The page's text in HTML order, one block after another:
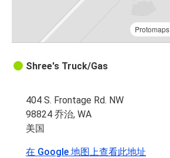
Protomaps
Shree's Truck/Gas
404 S. Frontage Rd. NW
98824 乔治, WA
美国
在 Google 地图上查看此地址